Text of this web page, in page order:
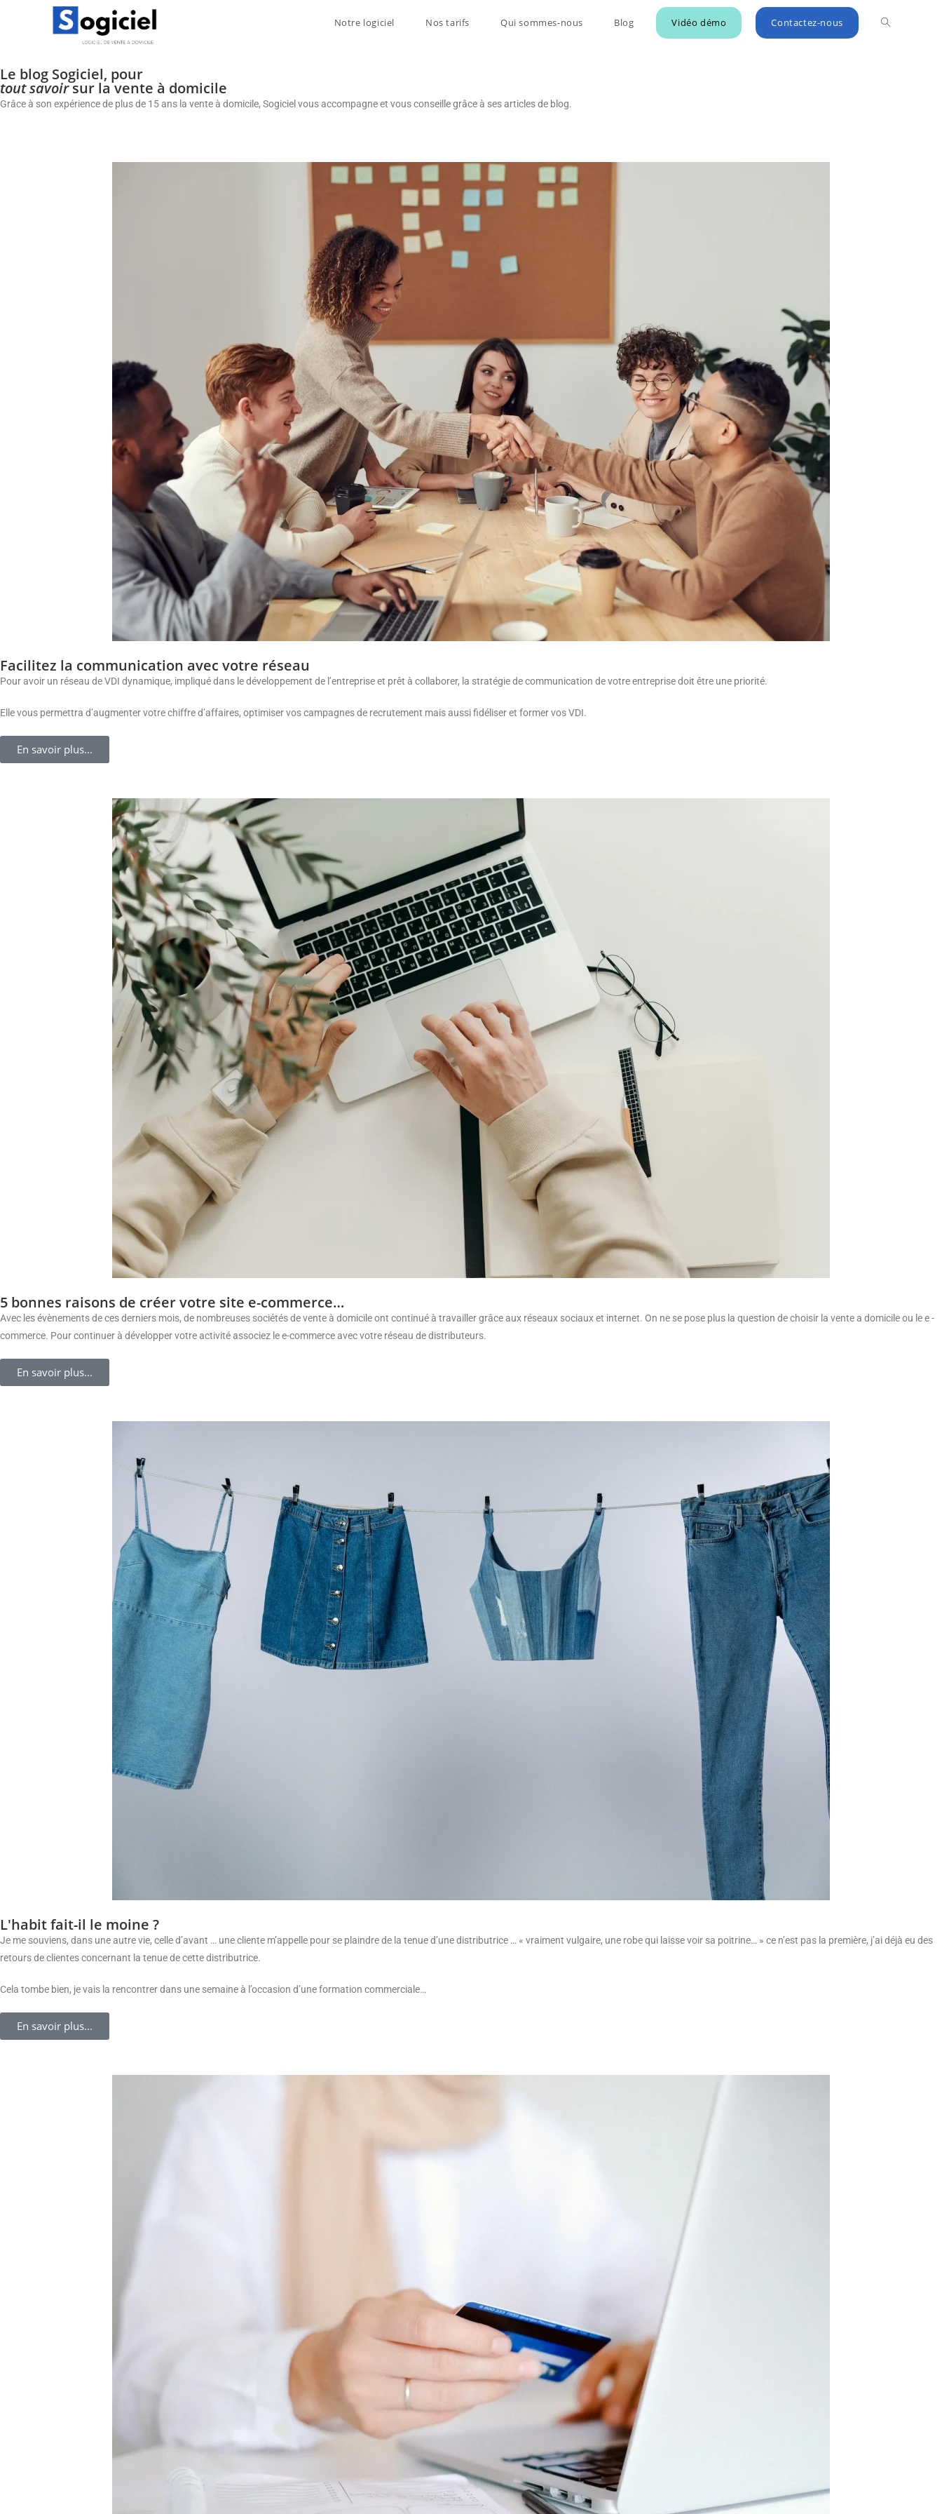
Notre logiciel Nos tarifs Qui sommes-nous Blog Vidéo démo Contactez-nous
Le blog Sogiciel, pour
tout savoirsur la vente à domicile
Grâce à son expérience de plus de 15 ans la vente à domicile, Sogiciel vous accompagne et vous conseille grâce à ses articles de blog.
Facilitez la communication avec votre réseau
Pour avoir un réseau de VDI dynamique, impliqué dans le développement de l’entreprise et prêt à collaborer, la stratégie de communication de votre entreprise doit être une priorité.
Elle vous permettra d’augmenter votre chiffre d’affaires, optimiser vos campagnes de recrutement mais aussi fidéliser et former vos VDI.
En savoir plus...
5 bonnes raisons de créer votre site e-commerce…
Avec les évènements de ces derniers mois, de nombreuses sociétés de vente à domicile ont continué à travailler grâce aux réseaux sociaux et internet. On ne se pose plus la question de choisir la vente a domicile ou le e -
commerce. Pour continuer à développer votre activité associez le e-commerce avec votre réseau de distributeurs.
En savoir plus...
L'habit fait-il le moine ?
Je me souviens, dans une autre vie, celle d’avant … une cliente m’appelle pour se plaindre de la tenue d’une distributrice … « vraiment vulgaire, une robe qui laisse voir sa poitrine… » ce n’est pas la première, j’ai déjà eu des
retours de clientes concernant la tenue de cette distributrice.
Cela tombe bien, je vais la rencontrer dans une semaine à l’occasion d’une formation commerciale…
En savoir plus...